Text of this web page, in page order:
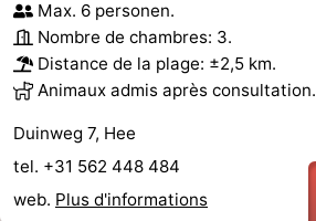
Max. 6 personen.
Nombre de chambres: 3.
Distance de la plage: ±2,5 km.
Animaux admis après consultation.
Duinweg 7, Hee
tel. +31 562 448 484
web. Plus d'informations